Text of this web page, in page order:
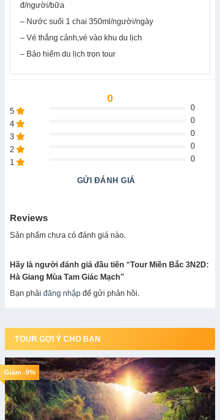
đ/người/bữa
– Nước suối 1 chai 350ml/người/ngày
– Vé thắng cảnh,vé vào khu du lịch
– Bảo hiểm du lịch trọn tour
0
5
0
4
0
3
0
2
0
1
0
GỬI ĐÁNH GIÁ
Reviews
Sản phẩm chưa có đánh giá nào.
Hãy là người đánh giá đầu tiên “Tour Miền Bắc 3N2D:
Hà Giang Mùa Tam Giác Mạch”
Bạn phải đăng nhập để gửi phản hồi.
TOUR GỢI Ý CHO BẠN
Giảm -9%